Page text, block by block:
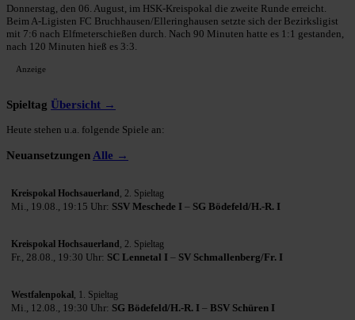
Donnerstag, den 06. August, im HSK-Kreispokal die zweite Runde erreicht.
Beim A-Ligisten FC Bruchhausen/Elleringhausen setzte sich der Bezirksligist
mit 7:6 nach Elfmeterschießen durch. Nach 90 Minuten hatte es 1:1 gestanden,
nach 120 Minuten hieß es 3:3.
Anzeige
Spieltag Übersicht →
Heute stehen u.a. folgende Spiele an:
Neuansetzungen Alle →
Kreispokal Hochsauerland , 2. Spieltag
Mi., 19.08., 19:15 Uhr: SSV Meschede I – SG Bödefeld/H.-R. I
Kreispokal Hochsauerland , 2. Spieltag
Fr., 28.08., 19:30 Uhr: SC Lennetal I – SV Schmallenberg/Fr. I
Westfalenpokal , 1. Spieltag
Mi., 12.08., 19:30 Uhr: SG Bödefeld/H.-R. I – BSV Schüren I